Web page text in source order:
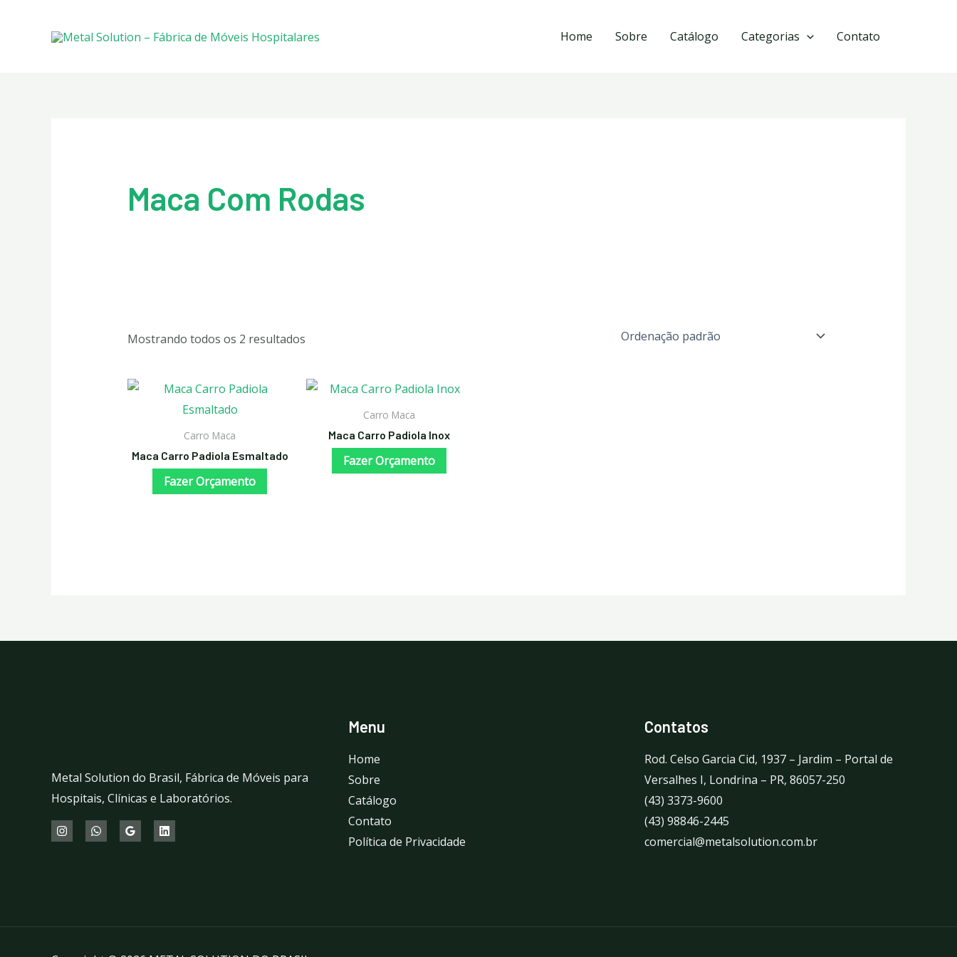
Home Sobre Catálogo Categorias Contato
Maca Com Rodas
Mostrando todos os 2 resultados
Carro Maca
Maca Carro Padiola Esmaltado
Fazer Orçamento
Carro Maca
Maca Carro Padiola Inox
Fazer Orçamento
Metal Solution do Brasil, Fábrica de Móveis para
Hospitais, Clínicas e Laboratórios.
Menu
Home
Sobre
Catálogo
Contato
Política de Privacidade
Contatos
Rod. Celso Garcia Cid, 1937 – Jardim – Portal de
Versalhes I, Londrina – PR, 86057-250
(43) 3373-9600
(43) 98846-2445
comercial@metalsolution.com.br